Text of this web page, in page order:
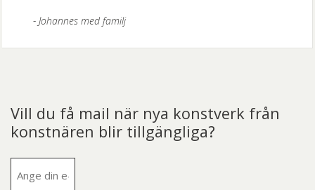
Johannes med familj
Vill du få mail när nya konstverk från
konstnären blir tillgängliga?